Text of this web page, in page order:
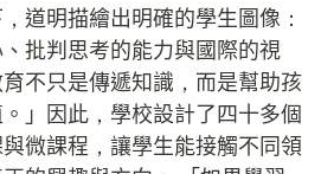
道明描繪出明確的學生圖像：
批判思考的能力與國際的視
不只是傳遞知識，而是幫助孩
」因此，學校設計了四十多個
微課程，讓學生能接觸不同領